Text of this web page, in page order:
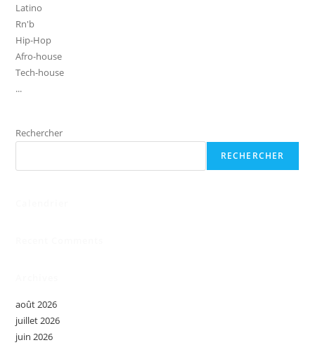
Latino
Rn'b
Hip-Hop
Afro-house
Tech-house
...
Rechercher
RECHERCHER
août 2026
juillet 2026
juin 2026